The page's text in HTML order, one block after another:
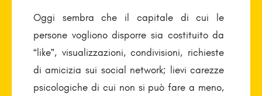
Oggi sembra che il capitale di cui le
persone vogliono disporre sia costituito da
“like”, visualizzazioni, condivisioni, richieste
di amicizia sui social network; lievi carezze
psicologiche di cui non si può fare a meno,